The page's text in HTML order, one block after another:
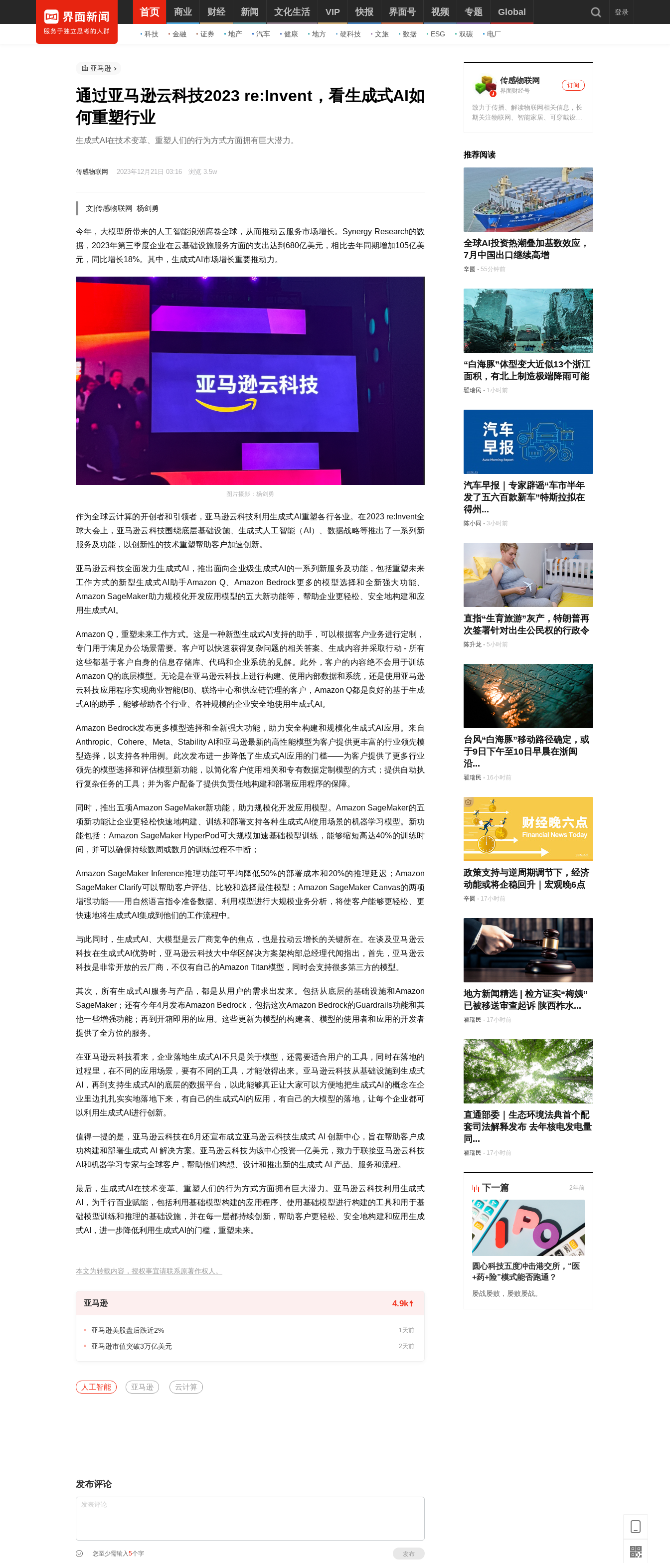
首页
科技 金融 证券 地产 汽车 健康 地方 硬科技 文旅 数据 ESG 双碳 电厂
商业 财经 新闻 文化生活 VIP 快报 界面号 视频 专题 Global 登录
亚马逊
通过亚马逊云科技2023 re:Invent，看生成式AI如
何重塑行业
生成式AI在技术变革、重塑人们的行为方式方面拥有巨大潜力。
传感物联网 2023年12月21日 03:16 浏览 3.5w
文|传感物联网 杨剑勇
今年，大模型所带来的人工智能浪潮席卷全球，从而推动云服务市场增长。Synergy Research的数
据，2023年第三季度企业在云基础设施服务方面的支出达到680亿美元，相比去年同期增加105亿美
元，同比增长18%。其中，生成式AI市场增长重要推动力。
图片摄影：杨剑勇
作为全球云计算的开创者和引领者，亚马逊云科技利用生成式AI重塑各行各业。在2023 re:Invent全
球大会上，亚马逊云科技围绕底层基础设施、生成式人工智能（AI）、数据战略等推出了一系列新
服务及功能，以创新性的技术重塑帮助客户加速创新。
亚马逊云科技全面发力生成式AI，推出面向企业级生成式AI的一系列新服务及功能，包括重塑未来
工作方式的新型生成式AI助手Amazon Q、Amazon Bedrock更多的模型选择和全新强大功能、
Amazon SageMaker助力规模化开发应用模型的五大新功能等，帮助企业更轻松、安全地构建和应
用生成式AI。
Amazon Q，重塑未来工作方式。这是一种新型生成式AI支持的助手，可以根据客户业务进行定制，
专门用于满足办公场景需要。客户可以快速获得复杂问题的相关答案、生成内容并采取行动 - 所有
这些都基于客户自身的信息存储库、代码和企业系统的见解。此外，客户的内容绝不会用于训练
Amazon Q的底层模型。无论是在亚马逊云科技上进行构建、使用内部数据和系统，还是使用亚马逊
云科技应用程序实现商业智能(BI)、联络中心和供应链管理的客户，Amazon Q都是良好的基于生成
式AI的助手，能够帮助各个行业、各种规模的企业安全地使用生成式AI。
Amazon Bedrock发布更多模型选择和全新强大功能，助力安全构建和规模化生成式AI应用。来自
Anthropic、Cohere、Meta、Stability AI和亚马逊最新的高性能模型为客户提供更丰富的行业领先模
型选择，以支持各种用例。此次发布进一步降低了生成式AI应用的门槛——为客户提供了更多行业
领先的模型选择和评估模型新功能，以简化客户使用相关和专有数据定制模型的方式；提供自动执
行复杂任务的工具；并为客户配备了提供负责任地构建和部署应用程序的保障。
同时，推出五项Amazon SageMaker新功能，助力规模化开发应用模型。Amazon SageMaker的五
项新功能让企业更轻松快速地构建、训练和部署支持各种生成式AI使用场景的机器学习模型。新功
能包括：Amazon SageMaker HyperPod可大规模加速基础模型训练，能够缩短高达40%的训练时
间，并可以确保持续数周或数月的训练过程不中断；
Amazon SageMaker Inference推理功能可平均降低50%的部署成本和20%的推理延迟；Amazon
SageMaker Clarify可以帮助客户评估、比较和选择最佳模型；Amazon SageMaker Canvas的两项
增强功能——用自然语言指令准备数据、利用模型进行大规模业务分析，将使客户能够更轻松、更
快速地将生成式AI集成到他们的工作流程中。
与此同时，生成式AI、大模型是云厂商竞争的焦点，也是拉动云增长的关键所在。在谈及亚马逊云
科技在生成式AI优势时，亚马逊云科技大中华区解决方案架构部总经理代闻指出，首先，亚马逊云
科技是非常开放的云厂商，不仅有自己的Amazon Titan模型，同时会支持很多第三方的模型。
其次，所有生成式AI服务与产品，都是从用户的需求出发来。包括从底层的基础设施和Amazon
SageMaker；还有今年4月发布Amazon Bedrock，包括这次Amazon Bedrock的Guardrails功能和其
他一些增强功能；再到开箱即用的应用。这些更新为模型的构建者、模型的使用者和应用的开发者
提供了全方位的服务。
在亚马逊云科技看来，企业落地生成式AI不只是关于模型，还需要适合用户的工具，同时在落地的
过程里，在不同的应用场景，要有不同的工具，才能做得出来。亚马逊云科技从基础设施到生成式
AI，再到支持生成式AI的底层的数据平台，以此能够真正让大家可以方便地把生成式AI的概念在企
业里边扎扎实实地落地下来，有自己的生成式AI的应用，有自己的大模型的落地，让每个企业都可
以利用生成式AI进行创新。
值得一提的是，亚马逊云科技在6月还宣布成立亚马逊云科技生成式 AI 创新中心，旨在帮助客户成
功构建和部署生成式 AI 解决方案。亚马逊云科技为该中心投资一亿美元，致力于联接亚马逊云科技
AI和机器学习专家与全球客户，帮助他们构想、设计和推出新的生成式 AI 产品、服务和流程。
最后，生成式AI在技术变革、重塑人们的行为方式方面拥有巨大潜力。亚马逊云科技利用生成式
AI，为千行百业赋能，包括利用基础模型构建的应用程序、使用基础模型进行构建的工具和用于基
础模型训练和推理的基础设施，并在每一层都持续创新，帮助客户更轻松、安全地构建和应用生成
式AI，进一步降低利用生成式AI的门槛，重塑未来。
本文为转载内容，授权事宜请联系原著作权人。
亚马逊 4.9k
亚马逊美股盘后跌近2% 1天前
亚马逊市值突破3万亿美元 2天前
人工智能 亚马逊 云计算
发布评论
您至少需输入5个字 发布
传感物联网
界面财经号
订阅
致力于传播、解读物联网相关信息，长
期关注物联网、智能家居、可穿戴设备
推荐阅读
全球AI投资热潮叠加基数效应，
7月中国出口继续高增
辛圆 · 55分钟前
“白海豚”体型变大近似13个浙江
面积，有北上制造极端降雨可能
翟瑞民 · 1小时前
汽车早报｜专家辟谣“车市半年
发了五六百款新车”特斯拉拟在
得州...
陈小同 · 3小时前
直指“生育旅游”灰产，特朗普再
次签署针对出生公民权的行政令
陈升龙 · 5小时前
台风“白海豚”移动路径确定，或
于9日下午至10日早晨在浙闽
沿...
翟瑞民 · 16小时前
政策支持与逆周期调节下，经济
动能或将企稳回升｜宏观晚6点
辛圆 · 17小时前
地方新闻精选 | 检方证实“梅姨”
已被移送审查起诉 陕西柞水...
翟瑞民 · 17小时前
直通部委｜生态环境法典首个配
套司法解释发布 去年核电发电量
同...
翟瑞民 · 17小时前
下一篇 2年前
圆心科技五度冲击港交所，“医
+药+险”模式能否跑通？
屡战屡败，屡败屡战。